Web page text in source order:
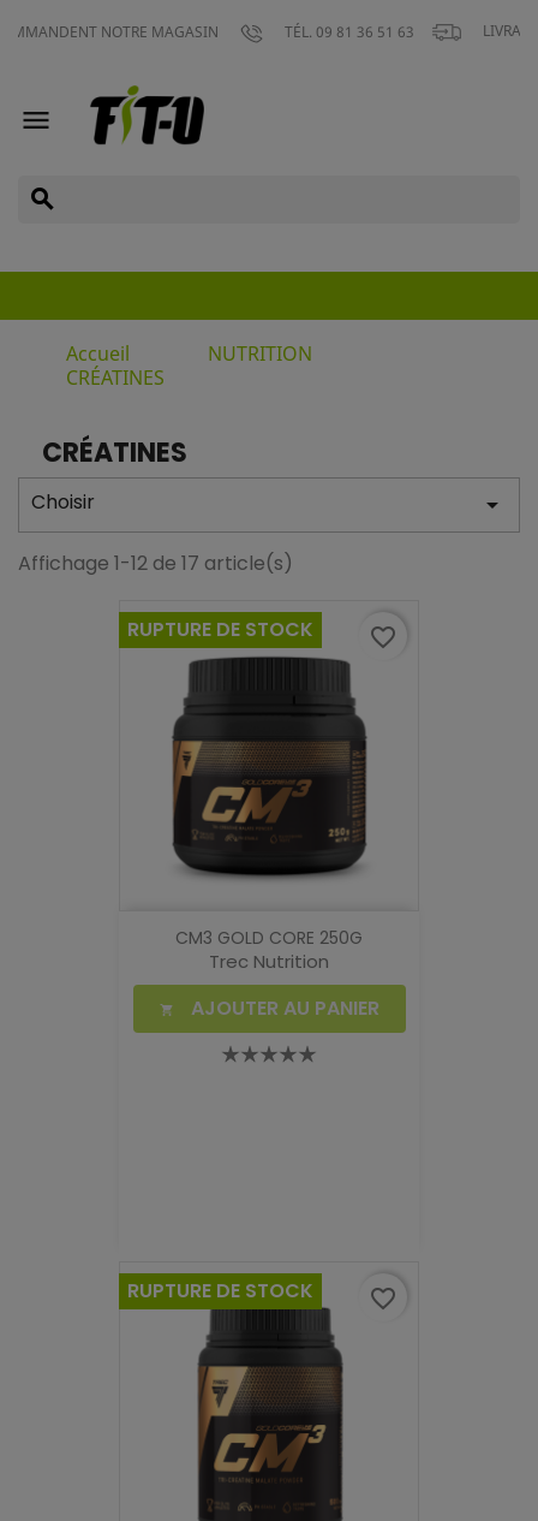
NOTRE MAGASIN TÉL. 09 81 36 51 63 LIVRAISON

search
Accueil
NUTRITION
CRÉATINES
CRÉATINES
Choisir 
Affichage 1-12 de 17 article(s)
CM3 GOLD CORE 250G
Trec Nutrition
 AJOUTER AU PANIER
RUPTURE DE STOCK favorite_border
RUPTURE DE STOCK favorite_border